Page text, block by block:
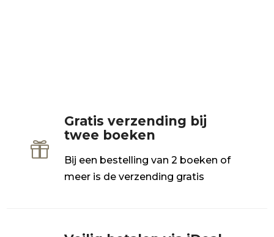

Gratis verzending bij
twee boeken
Bij een bestelling van 2 boeken of
meer is de verzending gratis